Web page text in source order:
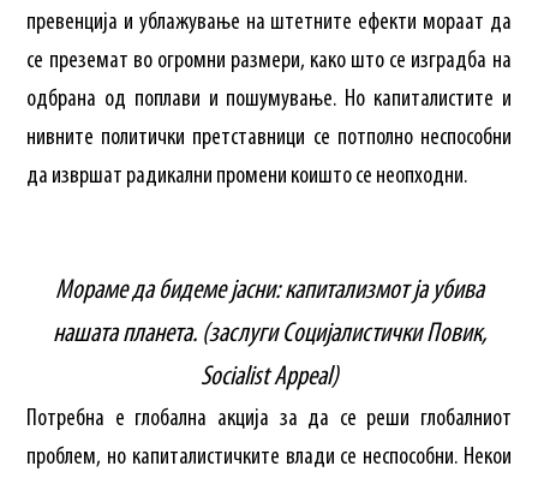
превенција и ублажување на штетните ефекти мораат да
се преземат во огромни размери, како што се изградба на
одбрана од поплави и пошумување. Но капиталистите и
нивните политички претставници се потполно неспособни
да извршат радикални промени коишто се неопходни.
Мораме да бидеме јасни: капитализмот ја убива
нашата планета. (заслуги Социјалистички Повик,
Socialist Appeal)
Потребна е глобална акција за да се реши глобалниот
проблем, но капиталистичките влади се неспособни. Некои